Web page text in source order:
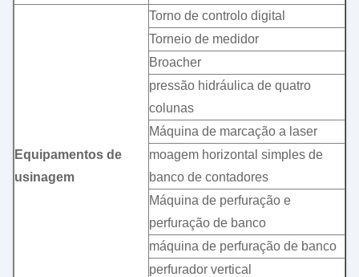
Equipamentos de
usinagem
Torno de controlo digital
Torneio de medidor
Broacher
pressão hidráulica de quatro
colunas
Máquina de marcação a laser
moagem horizontal simples de
banco de contadores
Máquina de perfuração e
perfuração de banco
máquina de perfuração de banco
perfurador vertical